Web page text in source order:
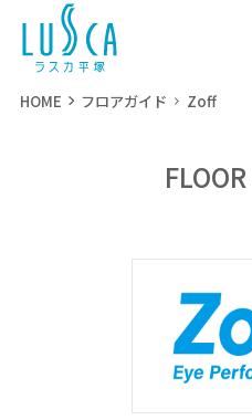
HOME フロアガイド Zoff